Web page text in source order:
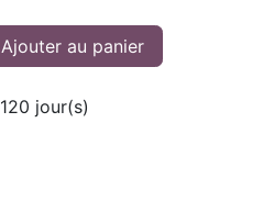
Ajouter au panier
120 jour(s)